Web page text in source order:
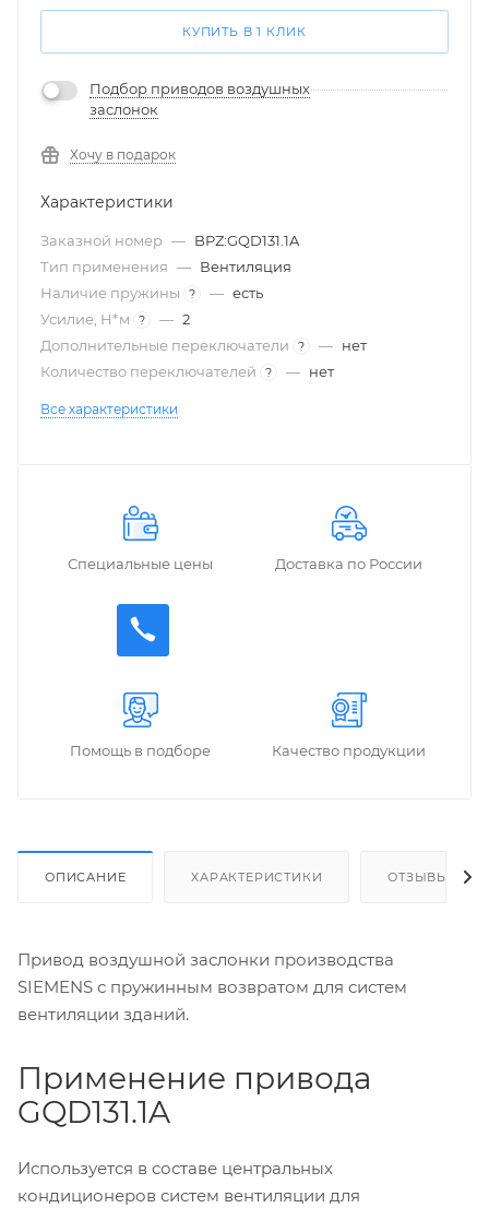
КУПИТЬ В 1 КЛИК
Подбор приводов воздушных
заслонок
Хочу в подарок
Характеристики
Заказной номер — BPZ:GQD131.1A
Тип применения — Вентиляция
Наличие пружины
? — есть
Усилие, Н*м
? — 2
Дополнительные переключатели
? — нет
Количество переключателей
? — нет
Все характеристики
Специальные цены Доставка по России
Помощь в подборе Качество продукции
ОПИСАНИЕ ХАРАКТЕРИСТИКИ ОТЗЫВЫ
Привод воздушной заслонки производства
SIEMENS с пружинным возвратом для систем
вентиляции зданий.
Применение привода
GQD131.1A
Используется в составе центральных
кондиционеров систем вентиляции для